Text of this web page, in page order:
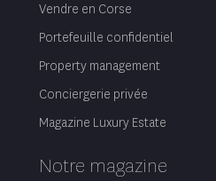
Vendre en Corse
Portefeuille confidentiel
Property management
Conciergerie privée
Magazine Luxury Estate
Notre magazine